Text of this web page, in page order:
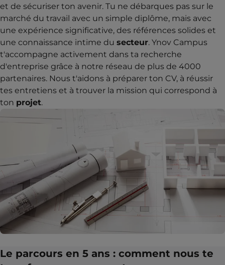
et de sécuriser ton avenir. Tu ne débarques pas sur le
marché du travail avec un simple diplôme, mais avec
une expérience significative, des références solides et
une connaissance intime du secteur. Ynov Campus
t'accompagne activement dans ta recherche
d'entreprise grâce à notre réseau de plus de 4000
partenaires. Nous t'aidons à préparer ton CV, à réussir
tes entretiens et à trouver la mission qui correspond à
ton projet.
Le parcours en 5 ans : comment nous te